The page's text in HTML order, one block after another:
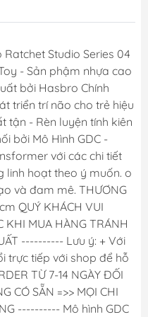
Studio Series 04
- Sản phậm nhựa cao
bởi Hasbro Chính
triển trí não cho trẻ hiệu
tận - Rèn luyện tính kiên
bởi Mô Hình GDC -
với các chi tiết
linh hoạt theo ý muốn. o
và đam mê. THƯƠNG
QUÝ KHÁCH VUI
KHI MUA HÀNG TRÁNH
---------- Lưu ý: + Với
trực tiếp với shop để hỗ
TỪ 7-14 NGÀY ĐỐI
CÓ SẴN =>> MỌI CHI
---------- Mô hình GDC